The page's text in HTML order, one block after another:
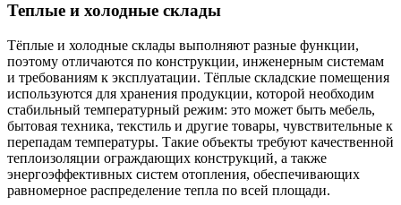
Теплые и холодные склады
Тёплые и холодные склады выполняют разные функции,
поэтому отличаются по конструкции, инженерным системам
и требованиям к эксплуатации. Тёплые складские помещения
используются для хранения продукции, которой необходим
стабильный температурный режим: это может быть мебель,
бытовая техника, текстиль и другие товары, чувствительные к
перепадам температуры. Такие объекты требуют качественной
теплоизоляции ограждающих конструкций, а также
энергоэффективных систем отопления, обеспечивающих
равномерное распределение тепла по всей площади.